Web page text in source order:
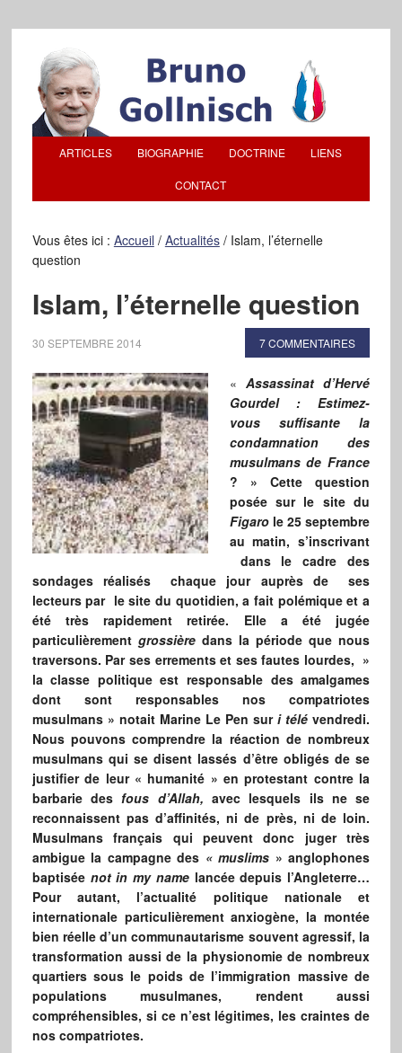
ARTICLES BIOGRAPHIE DOCTRINE LIENS
CONTACT
Vous êtes ici : Accueil / Actualités /Islam, l’éternelle
question
Islam, l’éternelle question
30 SEPTEMBRE 2014 7 COMMENTAIRES
« Assassinat d’Hervé
Gourdel : Estimez-
vous suffisante la
condamnation des
musulmans de France
? » Cette question
posée sur le site du
Figarole 25 septembre
au matin, s’inscrivant
dans le cadre des
sondages réalisés chaque jour auprès de ses
lecteurs par le site du quotidien, a fait polémique et a
été très rapidement retirée. Elle a été jugée
particulièrement grossièredans la période que nous
traversons. Par ses errements et ses fautes lourdes, »
la classe politique est responsable des amalgames
dont sont responsables nos compatriotes
musulmans » notait Marine Le Pen suri télé vendredi.
Nous pouvons comprendre la réaction de nombreux
musulmans qui se disent lassés d’être obligés de se
justifier de leur « humanité » en protestant contre la
barbarie desfous d’Allah, avec lesquels ils ne se
reconnaissent pas d’affinités, ni de près, ni de loin.
Musulmans français qui peuvent donc juger très
ambigue la campagne des « muslims » anglophones
baptisée not in my namelancée depuis l’Angleterre…
Pour autant, l’actualité politique nationale et
internationale particulièrement anxiogène, la montée
bien réelle d’un communautarisme souvent agressif, la
transformation aussi de la physionomie de nombreux
quartiers sous le poids de l’immigration massive de
populations musulmanes, rendent aussi
compréhensibles, si ce n’est légitimes, les craintes de
nos compatriotes.